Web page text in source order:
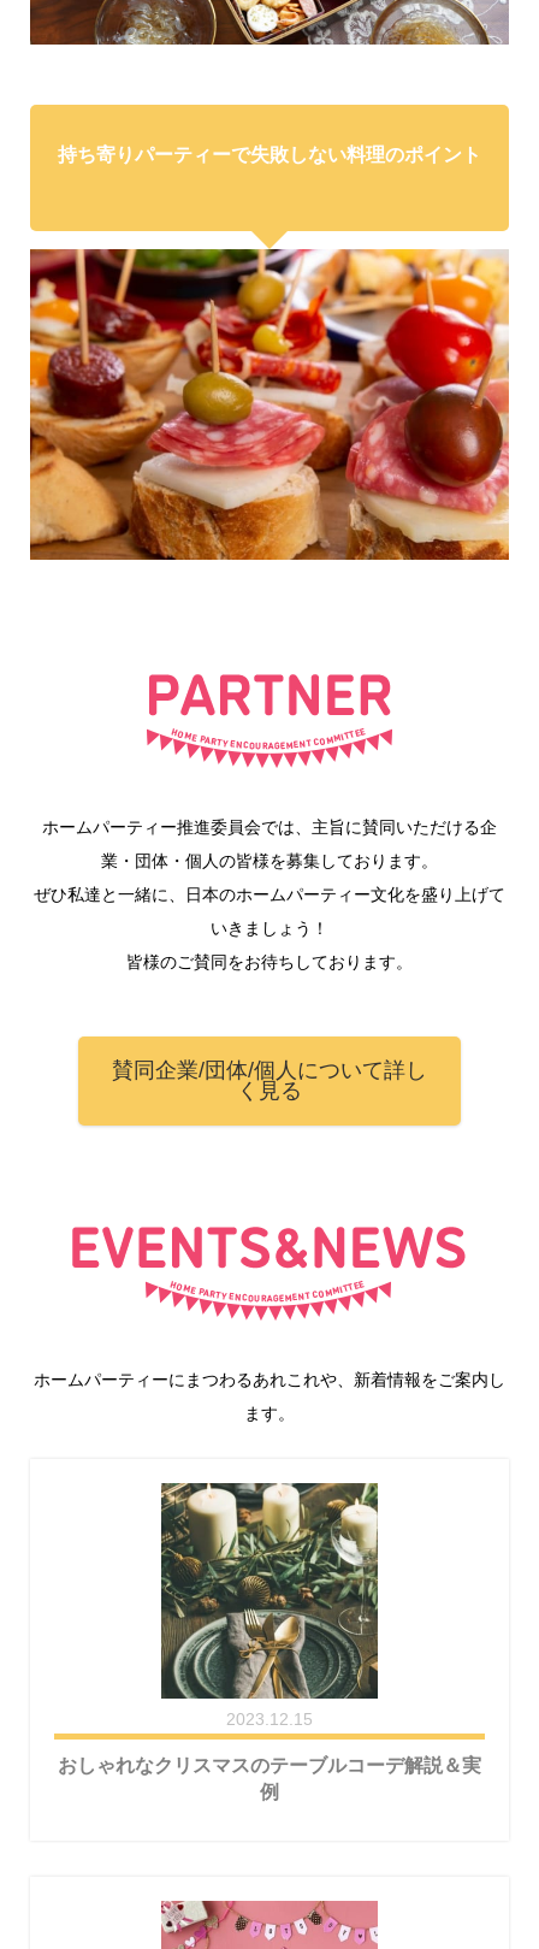
持ち寄りパーティーで失敗しない料理のポイント
ホームパーティー推進委員会では、主旨に賛同いただける企
業・団体・個人の皆様を募集しております。
ぜひ私達と一緒に、日本のホームパーティー文化を盛り上げて
いきましょう！
皆様のご賛同をお待ちしております。
賛同企業/団体/個人について詳し
く見る
ホームパーティーにまつわるあれこれや、新着情報をご案内し
ます。
2023.12.15
おしゃれなクリスマスのテーブルコーデ解説＆実
例